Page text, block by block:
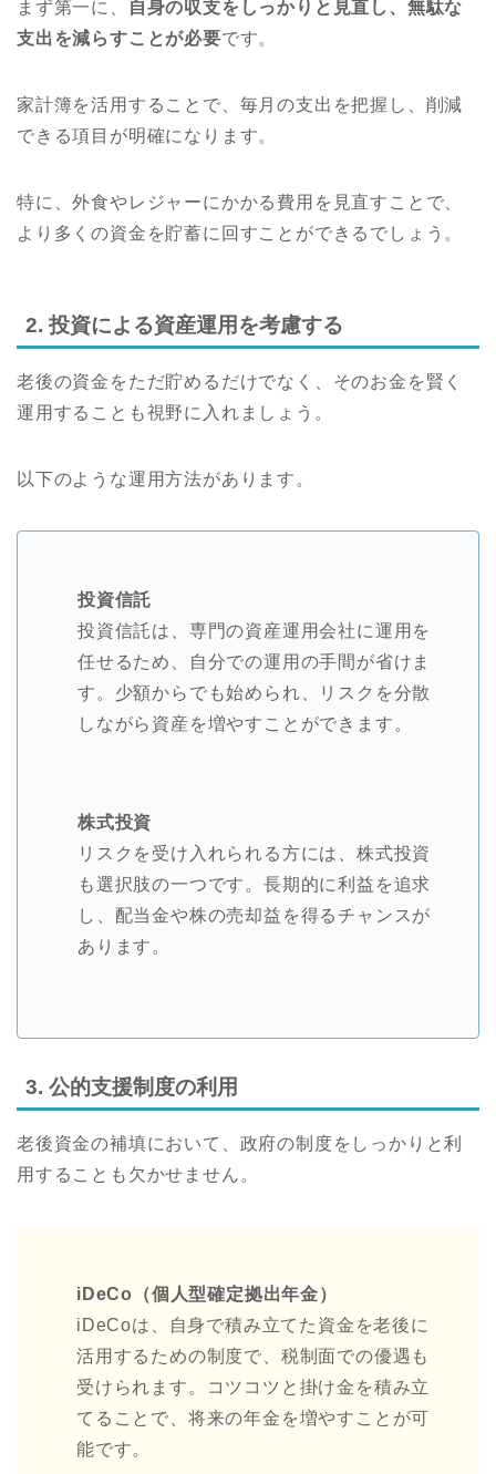
まず第一に、
自身の収支をしっかりと見直し、無駄な
支出を減らすことが必要です。
家計簿を活用することで、毎月の支出を把握し、削減
できる項目が明確になります。
特に、外食やレジャーにかかる費用を見直すことで、
より多くの資金を貯蓄に回すことができるでしょう。
2. 投資による資産運用を考慮する
老後の資金をただ貯めるだけでなく、そのお金を賢く
運用することも視野に入れましょう。
以下のような運用方法があります。
投資信託
投資信託は、専門の資産運用会社に運用を
任せるため、自分での運用の手間が省けま
す。少額からでも始められ、リスクを分散
しながら資産を増やすことができます。
株式投資
リスクを受け入れられる方には、株式投資
も選択肢の一つです。長期的に利益を追求
し、配当金や株の売却益を得るチャンスが
あります。
3. 公的支援制度の利用
老後資金の補填において、政府の制度をしっかりと利
用することも欠かせません。
iDeCo（個人型確定拠出年金）
iDeCoは、自身で積み立てた資金を老後に
活用するための制度で、税制面での優遇も
受けられます。コツコツと掛け金を積み立
てることで、将来の年金を増やすことが可
能です。